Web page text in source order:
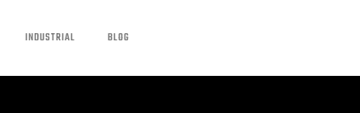
INDUSTRIAL BLOG